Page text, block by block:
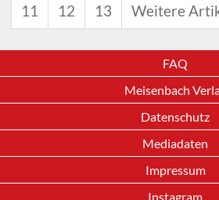
11 12 13 Weitere
FAQ
Meisenbach
Datenschutz
Mediadaten
Impressum
Instagram